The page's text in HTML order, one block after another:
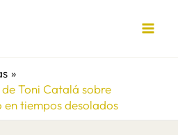
Toni Catalá sobre
en tiempos desolados